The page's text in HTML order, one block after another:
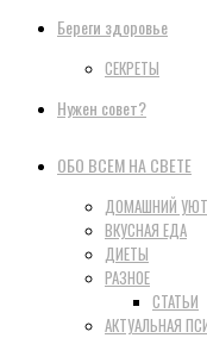
Береги здоровье
СЕКРЕТЫ
Нужен совет?
ОБО ВСЕМ НА СВЕТЕ
ДОМАШНИЙ УЮТ
ВКУСНАЯ ЕДА
ДИЕТЫ
РАЗНОЕ
СТАТЬИ
АКТУАЛЬНАЯ